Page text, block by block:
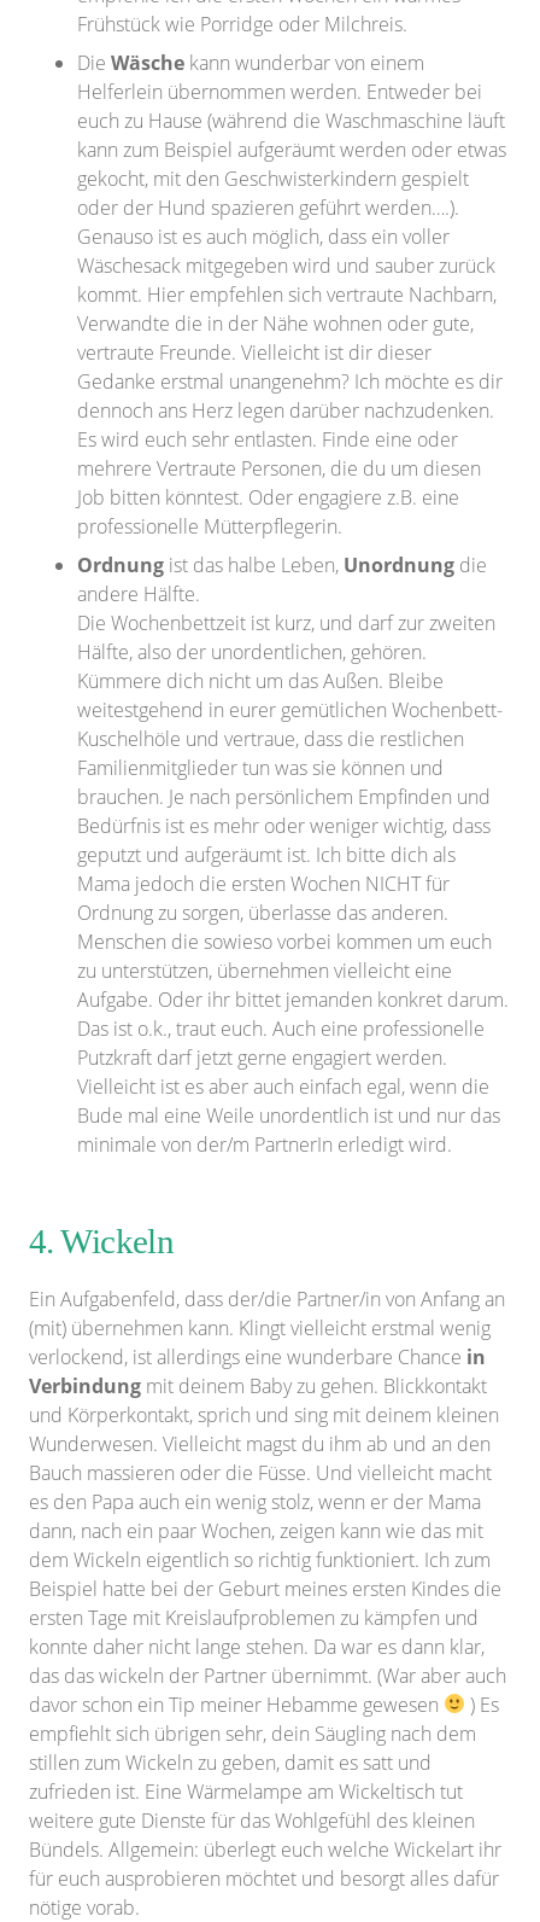
Frühstück wie Porridge oder Milchreis.
Die Wäsche kann wunderbar von einem
Helferlein übernommen werden. Entweder bei
euch zu Hause (während die Waschmaschine läuft
kann zum Beispiel aufgeräumt werden oder etwas
gekocht, mit den Geschwisterkindern gespielt
oder der Hund spazieren geführt werden….).
Genauso ist es auch möglich, dass ein voller
Wäschesack mitgegeben wird und sauber zurück
kommt. Hier empfehlen sich vertraute Nachbarn,
Verwandte die in der Nähe wohnen oder gute,
vertraute Freunde. Vielleicht ist dir dieser
Gedanke erstmal unangenehm? Ich möchte es dir
dennoch ans Herz legen darüber nachzudenken.
Es wird euch sehr entlasten. Finde eine oder
mehrere Vertraute Personen, die du um diesen
Job bitten könntest. Oder engagiere z.B. eine
professionelle Mütterpflegerin.
Ordnung ist das halbe Leben, Unordnung die
andere Hälfte.
Die Wochenbettzeit ist kurz, und darf zur zweiten
Hälfte, also der unordentlichen, gehören.
Kümmere dich nicht um das Außen. Bleibe
weitestgehend in eurer gemütlichen Wochenbett-
Kuschelhöle und vertraue, dass die restlichen
Familienmitglieder tun was sie können und
brauchen. Je nach persönlichem Empfinden und
Bedürfnis ist es mehr oder weniger wichtig, dass
geputzt und aufgeräumt ist. Ich bitte dich als
Mama jedoch die ersten Wochen NICHT für
Ordnung zu sorgen, überlasse das anderen.
Menschen die sowieso vorbei kommen um euch
zu unterstützen, übernehmen vielleicht eine
Aufgabe. Oder ihr bittet jemanden konkret darum.
Das ist o.k., traut euch. Auch eine professionelle
Putzkraft darf jetzt gerne engagiert werden.
Vielleicht ist es aber auch einfach egal, wenn die
Bude mal eine Weile unordentlich ist und nur das
minimale von der/m PartnerIn erledigt wird.
4. Wickeln
Ein Aufgabenfeld, dass der/die Partner/in von Anfang an
(mit) übernehmen kann. Klingt vielleicht erstmal wenig
verlockend, ist allerdings eine wunderbare Chance in
Verbindung mit deinem Baby zu gehen. Blickkontakt
und Körperkontakt, sprich und sing mit deinem kleinen
Wunderwesen. Vielleicht magst du ihm ab und an den
Bauch massieren oder die Füsse. Und vielleicht macht
es den Papa auch ein wenig stolz, wenn er der Mama
dann, nach ein paar Wochen, zeigen kann wie das mit
dem Wickeln eigentlich so richtig funktioniert. Ich zum
Beispiel hatte bei der Geburt meines ersten Kindes die
ersten Tage mit Kreislaufproblemen zu kämpfen und
konnte daher nicht lange stehen. Da war es dann klar,
das das wickeln der Partner übernimmt. (War aber auch
davor schon ein Tip meiner Hebamme gewesen
) Es
empfiehlt sich übrigen sehr, dein Säugling nach dem
stillen zum Wickeln zu geben, damit es satt und
zufrieden ist. Eine Wärmelampe am Wickeltisch tut
weitere gute Dienste für das Wohlgefühl des kleinen
Bündels. Allgemein: überlegt euch welche Wickelart ihr
für euch ausprobieren möchtet und besorgt alles dafür
nötige vorab.